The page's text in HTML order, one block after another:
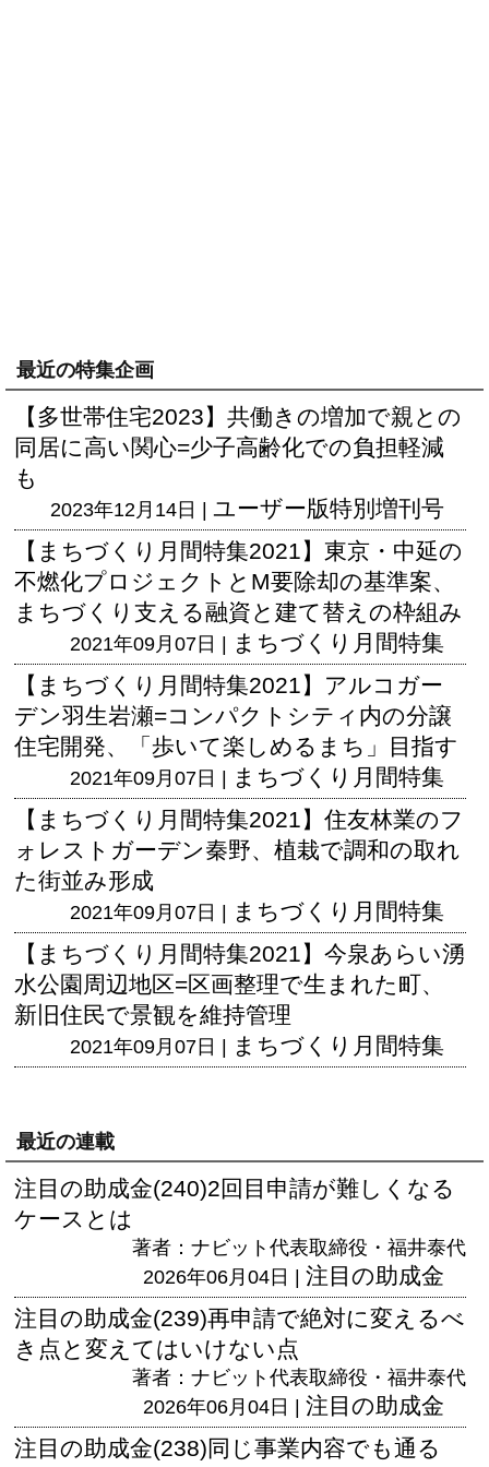
最近の特集企画
【多世帯住宅2023】共働きの増加で親との
同居に高い関心=少子高齢化での負担軽減
も
2023年12月14日 | ユーザー版特別増刊号
【まちづくり月間特集2021】東京・中延の
不燃化プロジェクトとM要除却の基準案、
まちづくり支える融資と建て替えの枠組み
2021年09月07日 | まちづくり月間特集
【まちづくり月間特集2021】アルコガー
デン羽生岩瀬=コンパクトシティ内の分譲
住宅開発、「歩いて楽しめるまち」目指す
2021年09月07日 | まちづくり月間特集
【まちづくり月間特集2021】住友林業のフ
ォレストガーデン秦野、植栽で調和の取れ
た街並み形成
2021年09月07日 | まちづくり月間特集
【まちづくり月間特集2021】今泉あらい湧
水公園周辺地区=区画整理で生まれた町、
新旧住民で景観を維持管理
2021年09月07日 | まちづくり月間特集
最近の連載
注目の助成金(240)2回目申請が難しくなる
ケースとは
著者：ナビット代表取締役・福井泰代
2026年06月04日 | 注目の助成金
注目の助成金(239)再申請で絶対に変えるべ
き点と変えてはいけない点
著者：ナビット代表取締役・福井泰代
2026年06月04日 | 注目の助成金
注目の助成金(238)同じ事業内容でも通る